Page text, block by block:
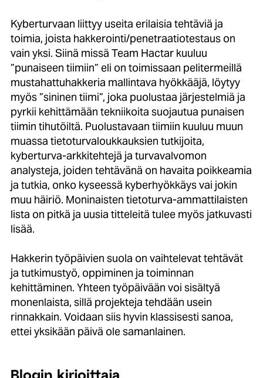
Kyberturvaan liittyy useita erilaisia tehtäviä ja
toimia, joista hakkerointi/penetraatiotestaus on
vain yksi. Siinä missä Team Hactar kuuluu
”punaiseen tiimiin” eli on toimissaan pelitermeillä
mustahattuhakkeria mallintava hyökkääjä, löytyy
myös ”sininen tiimi”, joka puolustaa järjestelmiä ja
pyrkii kehittämään tekniikoita suojautua punaisen
tiimin tihutöiltä. Puolustavaan tiimiin kuuluu muun
muassa tietoturvaloukkauksien tutkijoita,
kyberturva-arkkitehtejä ja turvavalvomon
analysteja, joiden tehtävänä on havaita poikkeamia
ja tutkia, onko kyseessä kyberhyökkäys vai jokin
muu häiriö. Moninaisten tietoturva-ammattilaisten
lista on pitkä ja uusia titteleitä tulee myös jatkuvasti
lisää.
Hakkerin työpäivien suola on vaihtelevat tehtävät
ja tutkimustyö, oppiminen ja toiminnan
kehittäminen. Yhteen työpäivään voi sisältyä
monenlaista, sillä projekteja tehdään usein
rinnakkain. Voidaan siis hyvin klassisesti sanoa,
ettei yksikään päivä ole samanlainen.